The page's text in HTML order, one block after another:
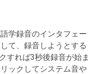
学録音のインタフェー
て、録音しようとする
すれば3秒後録音が始ま
ックしてシステム音や